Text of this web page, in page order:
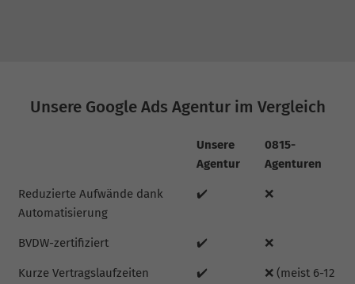
Unsere Google Ads Agentur im Vergleich
Unsere
Agentur
0815-
Agenturen
Reduzierte Aufwände dank
Automatisierung
✔️ ❌
BVDW-zertifiziert ✔️ ❌
Kurze Vertragslaufzeiten ✔️
❌ (meist 6-12